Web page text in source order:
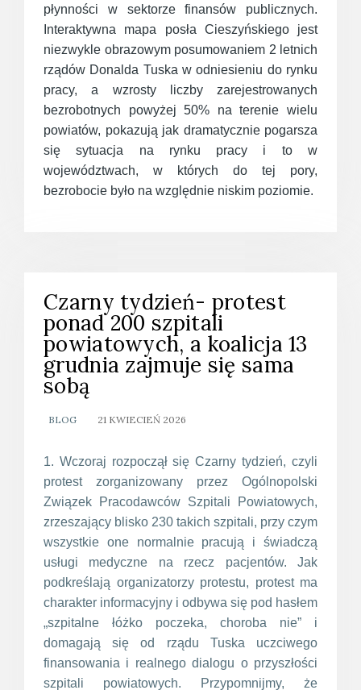
płynności w sektorze finansów publicznych.
Interaktywna mapa posła Cieszyńskiego jest
niezwykle obrazowym posumowaniem 2 letnich
rządów Donalda Tuska w odniesieniu do rynku
pracy, a wzrosty liczby zarejestrowanych
bezrobotnych powyżej 50% na terenie wielu
powiatów, pokazują jak dramatycznie pogarsza
się sytuacja na rynku pracy i to w
województwach, w których do tej pory,
bezrobocie było na względnie niskim poziomie.
Czarny tydzień- protest
ponad 200 szpitali
powiatowych, a koalicja 13
grudnia zajmuje się sama
sobą
BLOG 21 KWIECIEŃ 2026
1. Wczoraj rozpoczął się Czarny tydzień, czyli
protest zorganizowany przez Ogólnopolski
Związek Pracodawców Szpitali Powiatowych,
zrzeszający blisko 230 takich szpitali, przy czym
wszystkie one normalnie pracują i świadczą
usługi medyczne na rzecz pacjentów. Jak
podkreślają organizatorzy protestu, protest ma
charakter informacyjny i odbywa się pod hasłem
„szpitalne łóżko poczeka, choroba nie” i
domagają się od rządu Tuska uczciwego
finansowania i realnego dialogu o przyszłości
szpitali powiatowych. Przypomnijmy, że